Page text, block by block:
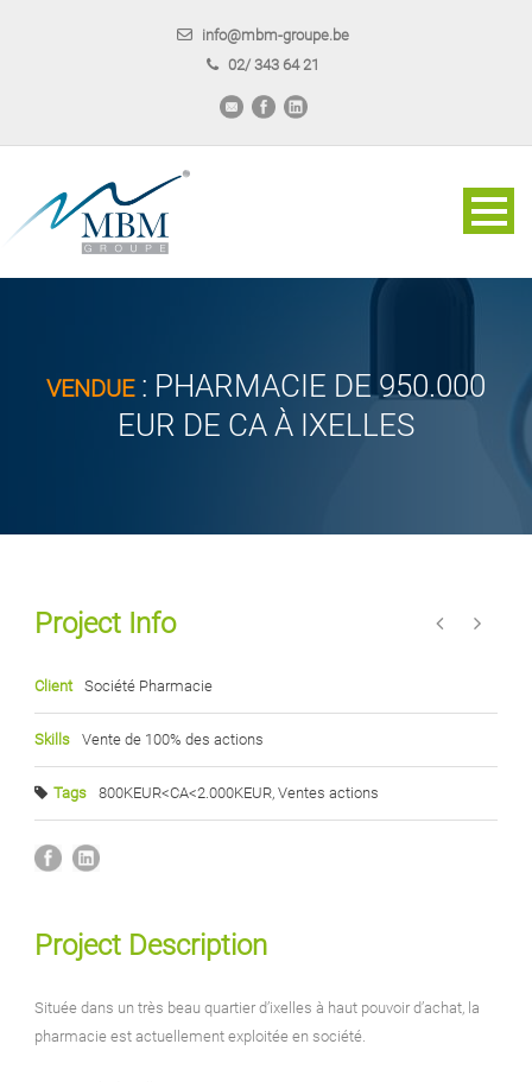
info@mbm-groupe.be
02/ 343 64 21
VENDUE: PHARMACIE DE 950.000
EUR DE CA À IXELLES
Project Info
Client Société Pharmacie
Skills Vente de 100% des actions
Tags 800KEUR<CA<2.000KEUR, Ventes actions
Project Description
Située dans un très beau quartier d’ixelles à haut pouvoir d’achat, la
pharmacie est actuellement exploitée en société.